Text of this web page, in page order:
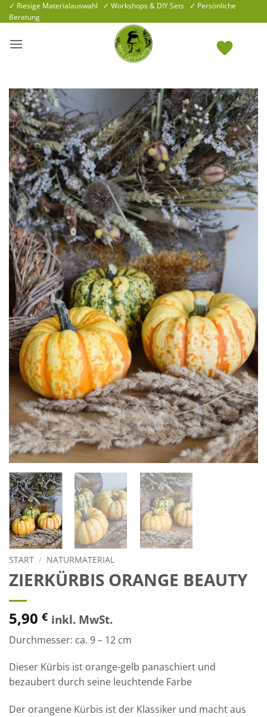
Zum
Inhalt
✓ Riesige Materialauswahl ✓ Workshops & DIY Sets ✓ Persönliche
Beratung
START / NATURMATERIAL
ZIERKÜRBIS ORANGE BEAUTY
5,90 € inkl. MwSt.
Durchmesser: ca. 9 – 12 cm
Dieser Kürbis ist orange-gelb panaschiert und
bezaubert durch seine leuchtende Farbe
Der orangene Kürbis ist der Klassiker und macht aus